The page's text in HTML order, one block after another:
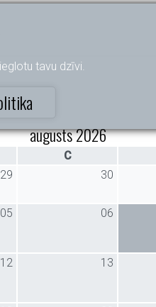
tavu dzīvi.
augusts 2026
C
29 30
05 06
12 13